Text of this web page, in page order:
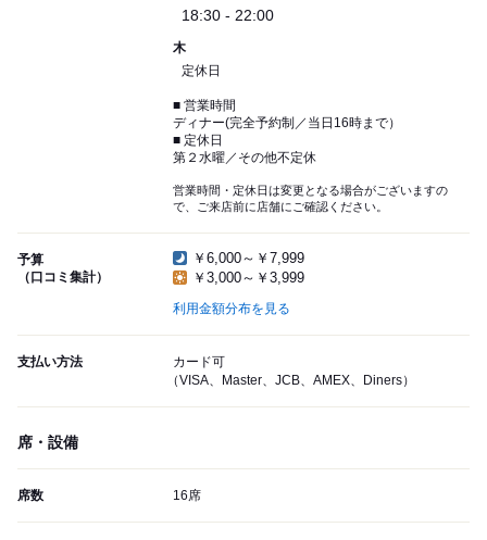
18:30 - 22:00
木
定休日
■ 営業時間
ディナー(完全予約制／当日16時まで）
■ 定休日
第２水曜／その他不定休
営業時間・定休日は変更となる場合がございますの
で、ご来店前に店舗にご確認ください。
予算
（口コミ集計）
￥6,000～￥7,999
￥3,000～￥3,999
利用金額分布を見る
支払い方法
カード可
（VISA、Master、JCB、AMEX、Diners）
席・設備
席数 16席